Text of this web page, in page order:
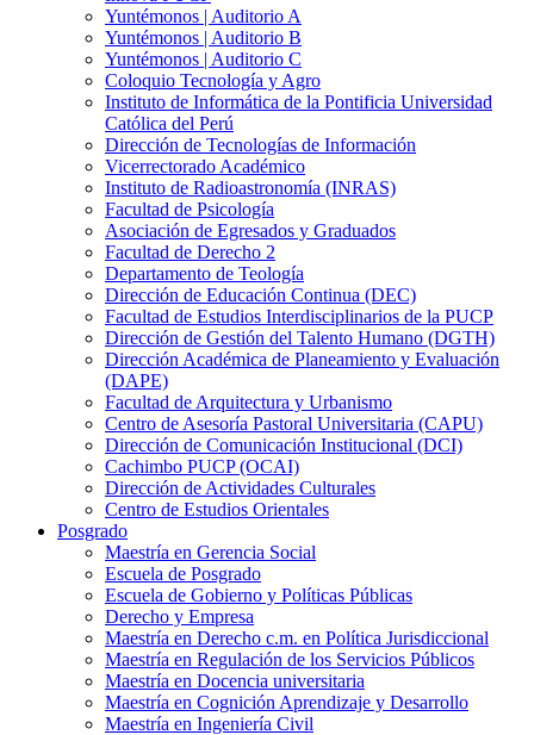
Yuntémonos | Auditorio A
Yuntémonos | Auditorio B
Yuntémonos | Auditorio C
Coloquio Tecnología y Agro
Instituto de Informática de la Pontificia Universidad
Católica del Perú
Dirección de Tecnologías de Información
Vicerrectorado Académico
Instituto de Radioastronomía (INRAS)
Facultad de Psicología
Asociación de Egresados y Graduados
Facultad de Derecho 2
Departamento de Teología
Dirección de Educación Continua (DEC)
Facultad de Estudios Interdisciplinarios de la PUCP
Dirección de Gestión del Talento Humano (DGTH)
Dirección Académica de Planeamiento y Evaluación
(DAPE)
Facultad de Arquitectura y Urbanismo
Centro de Asesoría Pastoral Universitaria (CAPU)
Dirección de Comunicación Institucional (DCI)
Cachimbo PUCP (OCAI)
Dirección de Actividades Culturales
Centro de Estudios Orientales
Posgrado
Maestría en Gerencia Social
Escuela de Posgrado
Escuela de Gobierno y Políticas Públicas
Derecho y Empresa
Maestría en Derecho c.m. en Política Jurisdiccional
Maestría en Regulación de los Servicios Públicos
Maestría en Docencia universitaria
Maestría en Cognición Aprendizaje y Desarrollo
Maestría en Ingeniería Civil